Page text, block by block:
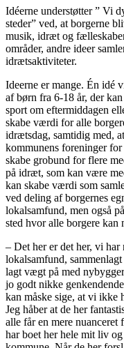
Idéerne understøtter ” Vi
steder” ved, at borgerne
musik, idræt og
områder, andre ideer
idrætsaktiviteter.
Ideerne er mange. Én idé
af børn fra 6-18 år, der
sport om eftermiddagen
skabe værdi for alle
idrætsdag, samtidig med,
kommunens foreninger
skabe grobund for flere
på idræt, som kan være
kan skabe værdi som
ved deling af borgernes
lokalsamfund, men også
sted hvor alle borgere kan
– Det her er det her, vi
lokalsamfund,
lagt vægt på med
jo godt nikke
kan måske sige, at vi ikke
Jeg håber at de her
alle får en mere
har boet her hele mit liv